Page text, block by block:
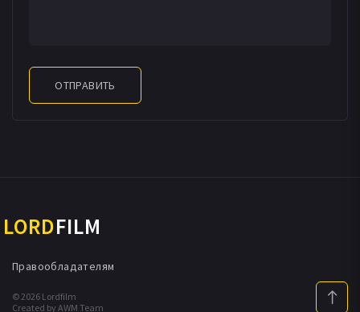
ОТПРАВИТЬ
LORDFILM
© 2026 Lordfilm
Created by AWM Team
Правообладателям